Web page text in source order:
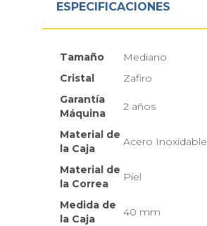
ESPECIFICACIONES
Tamaño
Mediano
Cristal
Zafiro
Garantía
Máquina
2 años
Material de
la Caja
Acero Inoxidable
Material de
la Correa
Piel
Medida de
la Caja
40 mm